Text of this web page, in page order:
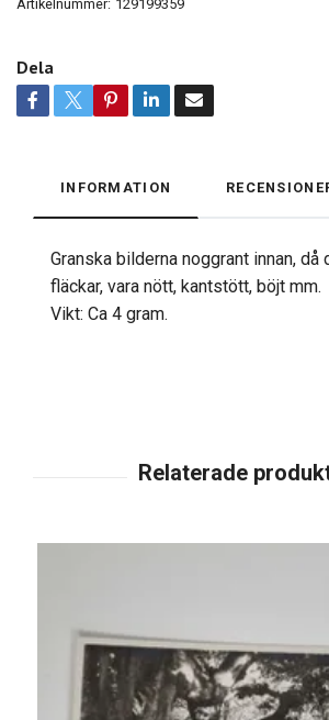
Artikelnummer: 129199359
Dela
INFORMATION
Granska bilderna noggrant innan, då
fläckar, vara nött, kantstött, böjt mm.
Vikt: Ca 4 gram.